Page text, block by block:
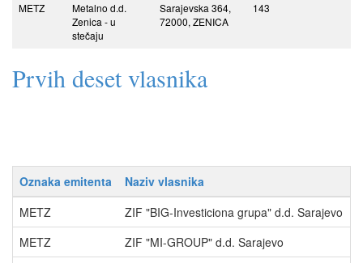
METZ
Metalno d.d.
Zenica - u
stečaju
Sarajevska 364,
72000, ZENICA
143
Prvih deset vlasnika
Oznaka emitenta Naziv vlasnika
METZ
ZIF "BIG-Investiciona grupa" d.d. Sarajevo
METZ
ZIF "MI-GROUP" d.d. Sarajevo